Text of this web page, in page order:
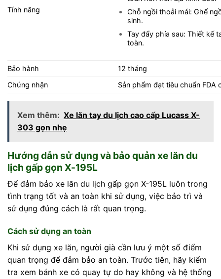
Tính năng
Chỗ ngồi thoải mái: Ghế
sinh.
Tay đẩy phía sau: Thiết kế
toàn.
Bảo hành
12 tháng
Chứng nhận
Sản phẩm đạt tiêu chuẩn
Xem thêm: Xe lăn tay du lịch cao cấp Lucass X-
303 gọn nhẹ
Hướng dẫn sử dụng và bảo quản xe lăn du
lịch gấp gọn X-195L
Để đảm bảo xe lăn du lịch gấp gọn X-195L luôn trong
tình trạng tốt và an toàn khi sử dụng, việc bảo trì và
sử dụng đúng cách là rất quan trọng.
Cách sử dụng an toàn
Khi sử dụng xe lăn, người già cần lưu ý một số điểm
quan trọng để đảm bảo an toàn. Trước tiên, hãy kiểm
tra xem bánh xe có quay tự do hay không và hệ thống